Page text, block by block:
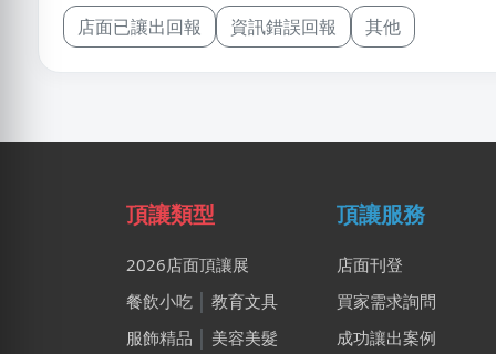
店面已讓出回報 資訊錯誤回報 其他
頂讓類型
2026店面頂讓展
餐飲小吃
教育文具
服飾精品
美容美髮
頂讓服務
店面刊登
買家需求詢問
成功讓出案例